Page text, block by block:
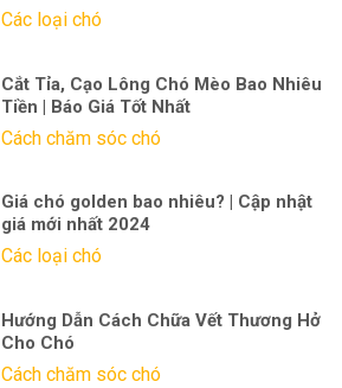
Các loại chó
Cắt Tỉa, Cạo Lông Chó Mèo Bao Nhiêu
Tiền | Báo Giá Tốt Nhất
Cách chăm sóc chó
Giá chó golden bao nhiêu? | Cập nhật
giá mới nhất 2024
Các loại chó
Hướng Dẫn Cách Chữa Vết Thương Hở
Cho Chó
Cách chăm sóc chó